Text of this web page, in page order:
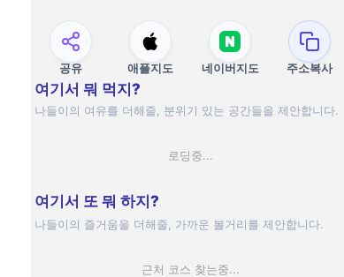
공유 애플지도 네이버지도 주소복사
여기서 뭐 먹지?
나들이의 여유를 더해줄, 분위기 있는 공간들을 제안합니다.
로딩중...
여기서 또 뭐 하지?
나들이의 즐거움을 더해줄, 가까운 볼거리를 제안합니다.
근처 코스 찾는중...